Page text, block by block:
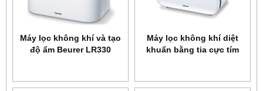
Máy lọc không khí và tạo
độ ẩm Beurer LR330
Máy lọc không khí diệt
khuẩn bằng tia cực tím